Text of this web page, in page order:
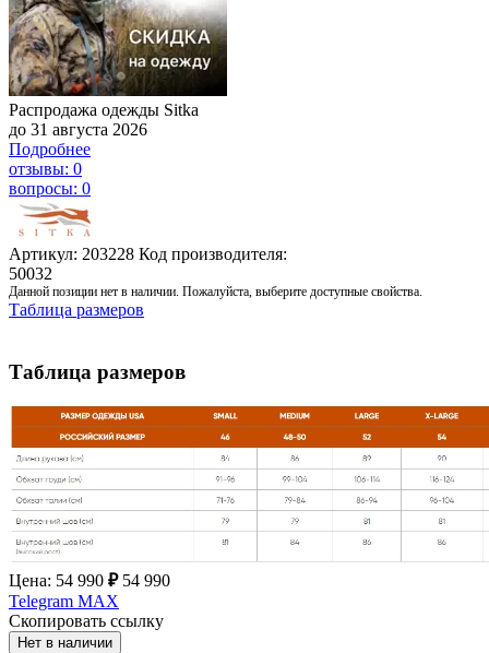
Распродажа одежды Sitka
до 31 августа 2026
Подробнее
отзывы: 0
вопросы: 0
Артикул: 203228 Код производителя:
50032
Данной позиции нет в наличии. Пожалуйста, выберите доступные свойства.
Таблица размеров
Таблица размеров
Цена: 54 990 ₽ 54 990
Telegram MAX
Скопировать ссылку
Нет в наличии